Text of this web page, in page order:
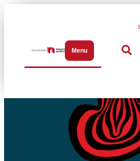
MenuAbrir menu de